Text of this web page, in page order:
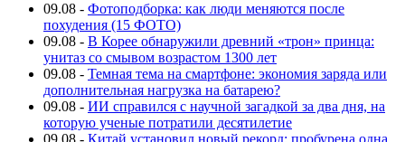
09.08 - Фотоподборка: как люди меняются после
похудения (15 ФОТО)
09.08 - В Корее обнаружили древний «трон» принца:
унитаз со смывом возрастом 1300 лет
09.08 - Темная тема на смартфоне: экономия заряда или
дополнительная нагрузка на батарею?
09.08 - ИИ справился с научной загадкой за два дня, на
которую ученые потратили десятилетие
09.08 - Китай установил новый рекорд: пробурена одна